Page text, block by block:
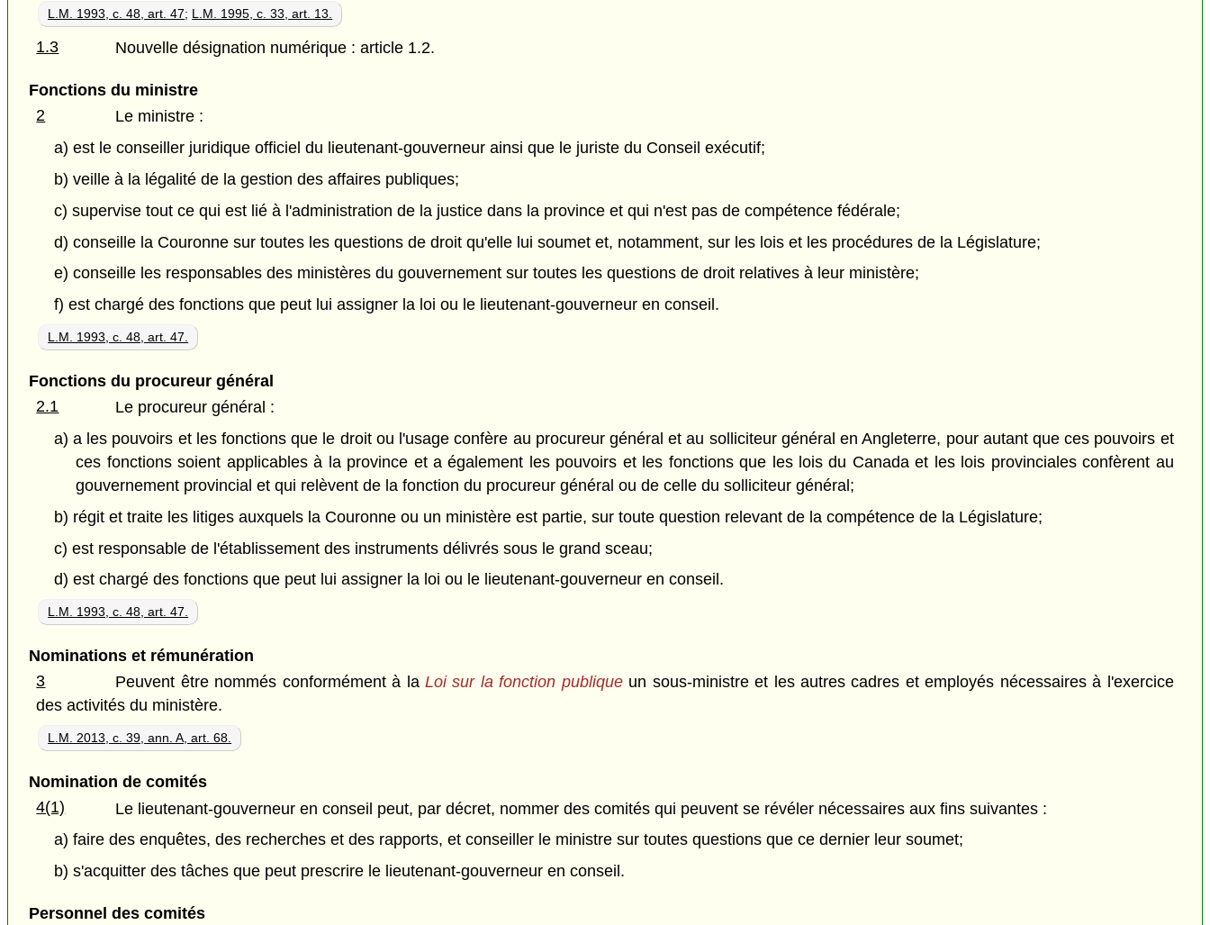
L.M. 1993, c. 48, art. 47; L.M. 1995, c. 33, art. 13.
1.3 Nouvelle désignation numérique : article 1.2.
Fonctions du ministre
2
Le ministre :
a) est le conseiller juridique officiel du lieutenant-gouverneur ainsi que le juriste du Conseil exécutif;
b) veille à la légalité de la gestion des affaires publiques;
c) supervise tout ce qui est lié à l'administration de la justice dans la province et qui n'est pas de compétence fédérale;
d) conseille la Couronne sur toutes les questions de droit qu'elle lui soumet et, notamment, sur les lois et les procédures de la Législature;
e) conseille les responsables des ministères du gouvernement sur toutes les questions de droit relatives à leur ministère;
f) est chargé des fonctions que peut lui assigner la loi ou le lieutenant-gouverneur en conseil.
L.M. 1993, c. 48, art. 47.
Fonctions du procureur général
2.1
Le procureur général :
a) a les pouvoirs et les fonctions que le droit ou l'usage confère au procureur général et au solliciteur général en Angleterre, pour autant que ces pouvoirs et
ces fonctions soient applicables à la province et a également les pouvoirs et les fonctions que les lois du Canada et les lois provinciales confèrent au
gouvernement provincial et qui relèvent de la fonction du procureur général ou de celle du solliciteur général;
b) régit et traite les litiges auxquels la Couronne ou un ministère est partie, sur toute question relevant de la compétence de la Législature;
c) est responsable de l'établissement des instruments délivrés sous le grand sceau;
d) est chargé des fonctions que peut lui assigner la loi ou le lieutenant-gouverneur en conseil.
L.M. 1993, c. 48, art. 47.
Nominations et rémunération
3
Peuvent être nommés conformément à laLoi sur la fonction publiqueun sous-ministre et les autres cadres et employés nécessaires à l'exercice
des activités du ministère.
L.M. 2013, c. 39, ann. A, art. 68.
Nomination de comités
4(1)
Le lieutenant-gouverneur en conseil peut, par décret, nommer des comités qui peuvent se révéler nécessaires aux fins suivantes :
a) faire des enquêtes, des recherches et des rapports, et conseiller le ministre sur toutes questions que ce dernier leur soumet;
b) s'acquitter des tâches que peut prescrire le lieutenant-gouverneur en conseil.
Personnel des comités